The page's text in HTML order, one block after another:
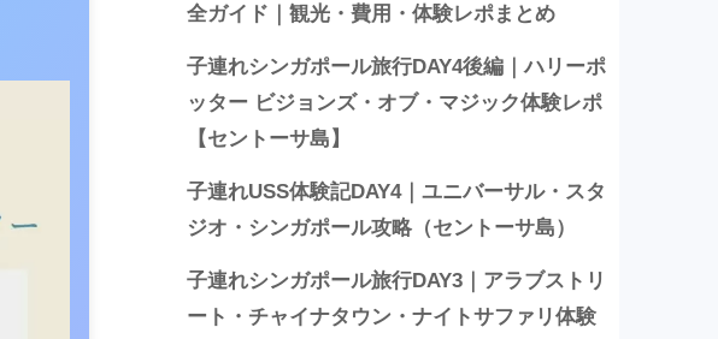
全ガイド｜観光・費用・体験レポまとめ
子連れシンガポール旅行DAY4後編｜ハリーポ
ッター ビジョンズ・オブ・マジック体験レポ
【セントーサ島】
子連れUSS体験記DAY4｜ユニバーサル・スタ
ジオ・シンガポール攻略（セントーサ島）
子連れシンガポール旅行DAY3｜アラブストリ
ート・チャイナタウン・ナイトサファリ体験